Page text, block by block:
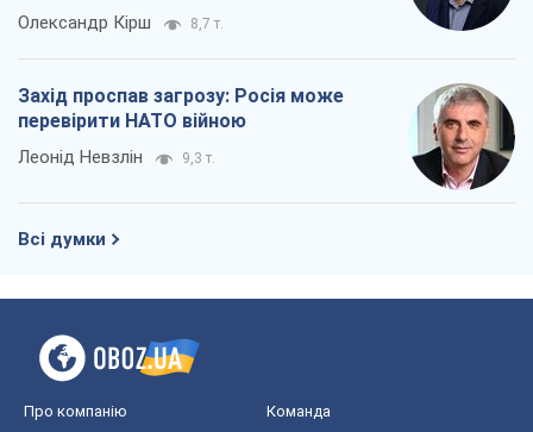
Олександр Кірш 8,7 т.
Захід проспав загрозу: Росія може
перевірити НАТО війною
Леонід Невзлін 9,3 т.
Всі думки
Про компанію Команда